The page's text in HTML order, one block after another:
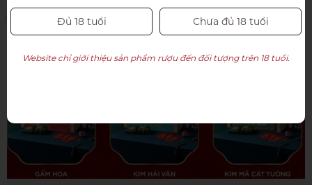
lòng và ưng ý nhất
Đủ 18 tuổi Chưa đủ 18 tuổi
Website chỉ giới thiệu sản phẩm rượu đến đối tượng trên 18 tuổi.